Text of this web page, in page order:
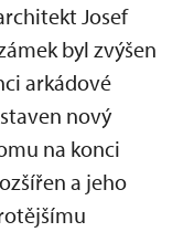
Josef
byl zvýšen
arkádové
nový
na konci
a jeho